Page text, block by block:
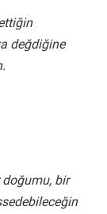
değdiğine
doğumu, bir